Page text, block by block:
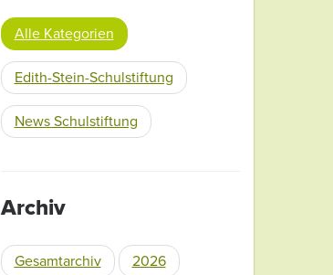
Alle Kategorien
Edith-Stein-Schulstiftung
News Schulstiftung
Archiv
Gesamtarchiv 2026